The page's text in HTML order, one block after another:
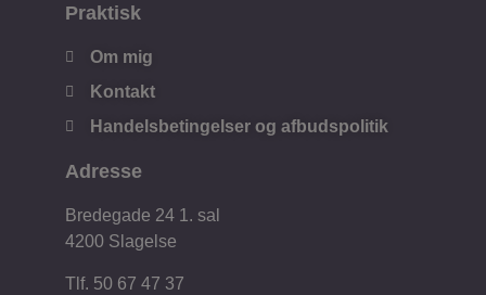
Praktisk
Om mig
Kontakt
Handelsbetingelser og afbudspolitik
Adresse
Bredegade 24 1. sal
4200 Slagelse
Tlf. 50 67 47 37